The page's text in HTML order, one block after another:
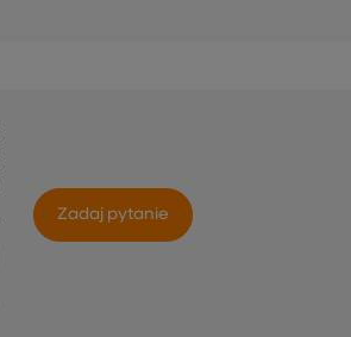
Zadaj pytanie